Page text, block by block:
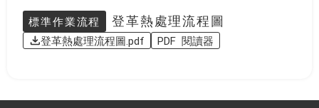
標準作業流程 登革熱處理流程圖
登革熱處理流程圖.pdf PDF 閱讀器